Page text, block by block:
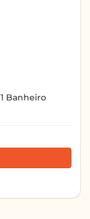
1 Banheiro